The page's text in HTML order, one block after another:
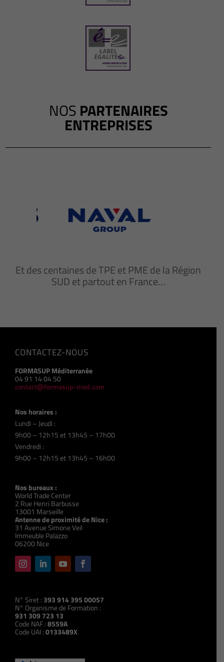
NOS PARTENAIRES
ENTREPRISES
Et des centaines de TPE et PME de la Région
SUD et partout en France…
CONTACTEZ-NOUS
FORMASUP Méditerranée
04 91 14 04 50
contact@formasup-med.com
Nos horaires :
Lundi – Jeudi :
9h00 – 12h15 et 13h45 – 17h00
Vendredi :
9h00 – 12h15 et 13h45 – 16h00
Nos bureaux :
World Trade Center
2 Rue Henri Barbusse
13001 Marseille
Antenne de proximité de Nice :
31 Avenue Simone Veil
Immeuble Palazzo
06200 Nice
N° Siret : 393 914 395 00057
N° Organisme de Formation :
931 309 723 13
Code NAF :8559A
Code UAI :0133489X